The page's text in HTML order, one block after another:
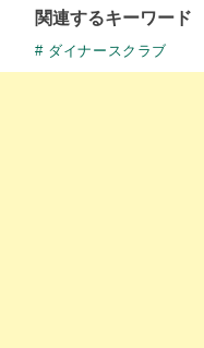
関連するキーワード
ダイナースクラブ